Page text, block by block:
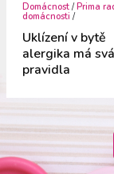
Domácnost /Prima
domácnosti /
Uklízení v bytě
alergika má
pravidla